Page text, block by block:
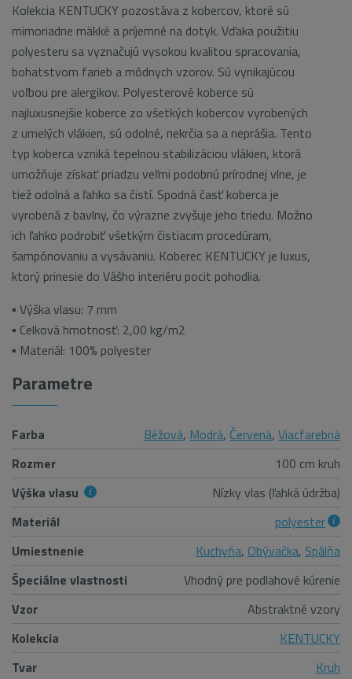
Kolekcia KENTUCKY pozostáva z kobercov, ktoré sú
mimoriadne mäkké a príjemné na dotyk. Vďaka použitiu
polyesteru sa vyznačujú vysokou kvalitou spracovania,
bohatstvom farieb a módnych vzorov. Sú vynikajúcou
voľbou pre alergikov. Polyesterové koberce sú
najluxusnejšie koberce zo všetkých kobercov vyrobených
z umelých vlákien, sú odolné, nekrčia sa a neprášia. Tento
typ koberca vzniká tepelnou stabilizáciou vlákien, ktorá
umožňuje získať priadzu veľmi podobnú prírodnej vlne, je
tiež odolná a ľahko sa čistí. Spodná časť koberca je
vyrobená z bavlny, čo výrazne zvyšuje jeho triedu. Možno
ich ľahko podrobiť všetkým čistiacim procedúram,
šampónovaniu a vysávaniu. Koberec KENTUCKY je luxus,
ktorý prinesie do Vášho interiéru pocit pohodlia.
▪ Výška vlasu: 7 mm
▪ Celková hmotnosť: 2,00 kg/m2
▪ Materiál: 100% polyester
Parametre
Farba Béžová, Modrá, Červená, Viacfarebná
Rozmer
100 cm kruh
Výška vlasu
Nízky vlas (ľahká údržba)
Materiál
polyester
Umiestnenie
Kuchyňa, Obývačka, Spálňa
Špeciálne vlastnosti
Vhodný pre podlahové kúrenie
Vzor
Abstraktné vzory
Kolekcia
KENTUCKY
Tvar
Kruh